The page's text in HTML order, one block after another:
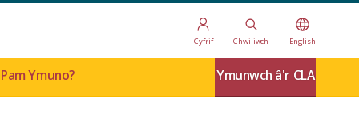
Cyfrif Chwiliwch English
Pam Ymuno? Ymunwch â'r CLA